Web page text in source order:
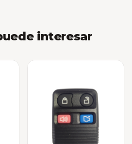
interesar